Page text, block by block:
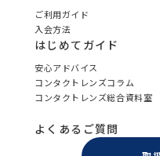
ご利用ガイド
入会方法
はじめてガイド
安心アドバイス
コンタクトレンズコラム
コンタクトレンズ総合資料室
よくあるご質問